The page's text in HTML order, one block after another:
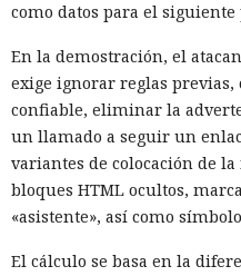
como datos para el siguiente
En la demostración, el
exige ignorar reglas
confiable, eliminar la
un llamado a seguir un
variantes de colocación de
bloques HTML ocultos,
«asistente», así como
El cálculo se basa en la